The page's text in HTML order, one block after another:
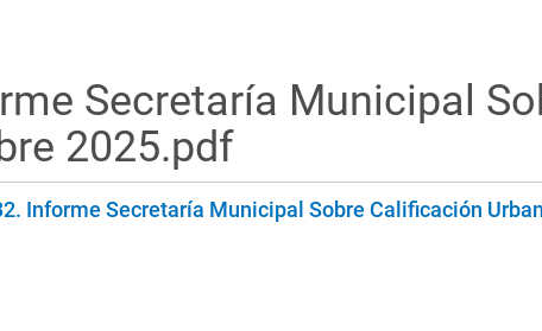
Secretaría Municipal
2025.pdf
Informe Secretaría Municipal Sobre Calificación